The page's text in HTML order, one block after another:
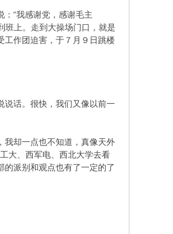
“我感谢党，感谢毛主
班上。走到大操场门口，就是
工作团迫害，于７月９日跳楼
话。很快，我们又像以前一
却一点也不知道，真像天外
大、西军电、西北大学去看
派别和观点也有了一定的了